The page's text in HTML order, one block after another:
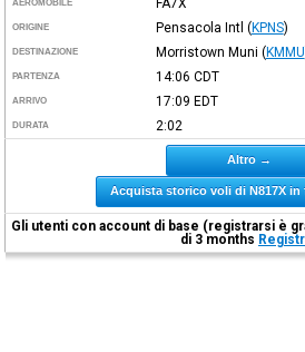
AEROMOBILE
ORIGINE Pensacola Intl (KPNS)
DESTINAZIONE Morristown Muni (KMMU
PARTENZA 14:06 CDT
ARRIVO 17:09 EDT
DURATA 2:02
Altro →
Acquista storico voli di N817X
Gli utenti con account di base (registrarsi è
di 3 months